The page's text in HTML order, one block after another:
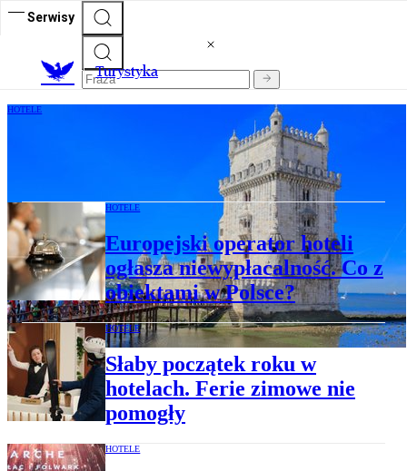
Serwisy
Turystyka
HOTELE
Lizbona: Przychody z turystyki rosną
szybciej niż przyjazdy. To sukces
HOTELE
Europejski operator hoteli
ogłasza niewypłacalność. Co z
obiektami w Polsce?
HOTELE
Słaby początek roku w
hotelach. Ferie zimowe nie
pomogły
HOTELE